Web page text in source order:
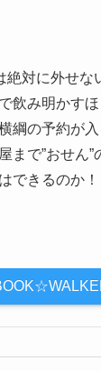
絶対に外せ
飲み明かす
綱の予約が
まで”おせん
できるのか！